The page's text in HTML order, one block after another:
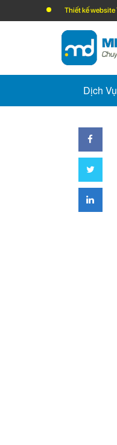
Thiết kế website
Dịch Vụ